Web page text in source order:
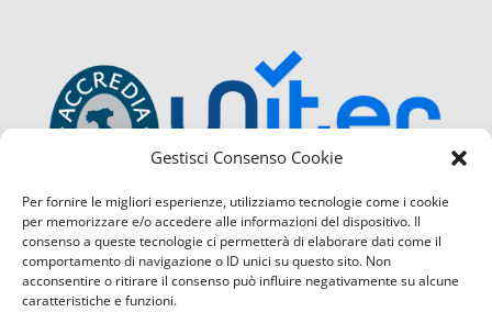
Gestisci Consenso Cookie
Per fornire le migliori esperienze, utilizziamo tecnologie come i cookie
per memorizzare e/o accedere alle informazioni del dispositivo. Il
consenso a queste tecnologie ci permetterà di elaborare dati come il
comportamento di navigazione o ID unici su questo sito. Non
acconsentire o ritirare il consenso può influire negativamente su alcune
caratteristiche e funzioni.